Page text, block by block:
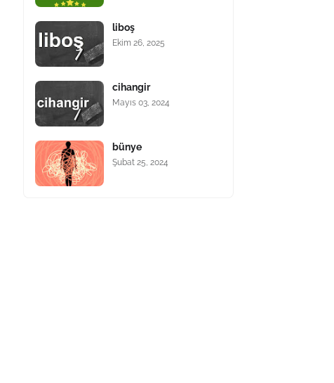
liboş
Ekim 26, 2025
cihangir
Mayıs 03, 2024
bünye
Şubat 25, 2024